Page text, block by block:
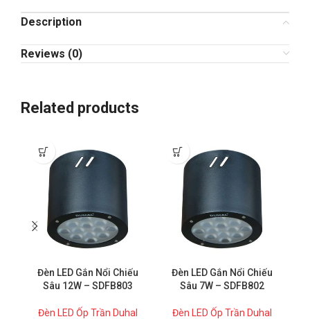
Description
Reviews (0)
Related products
Đèn LED Gắn Nổi Chiếu
Sâu 12W – SDFB803
Đèn LED Ốp Trần Duhal
Đèn LED Gắn Nổi Chiếu
Sâu 7W – SDFB802
Đèn LED Ốp Trần Duhal